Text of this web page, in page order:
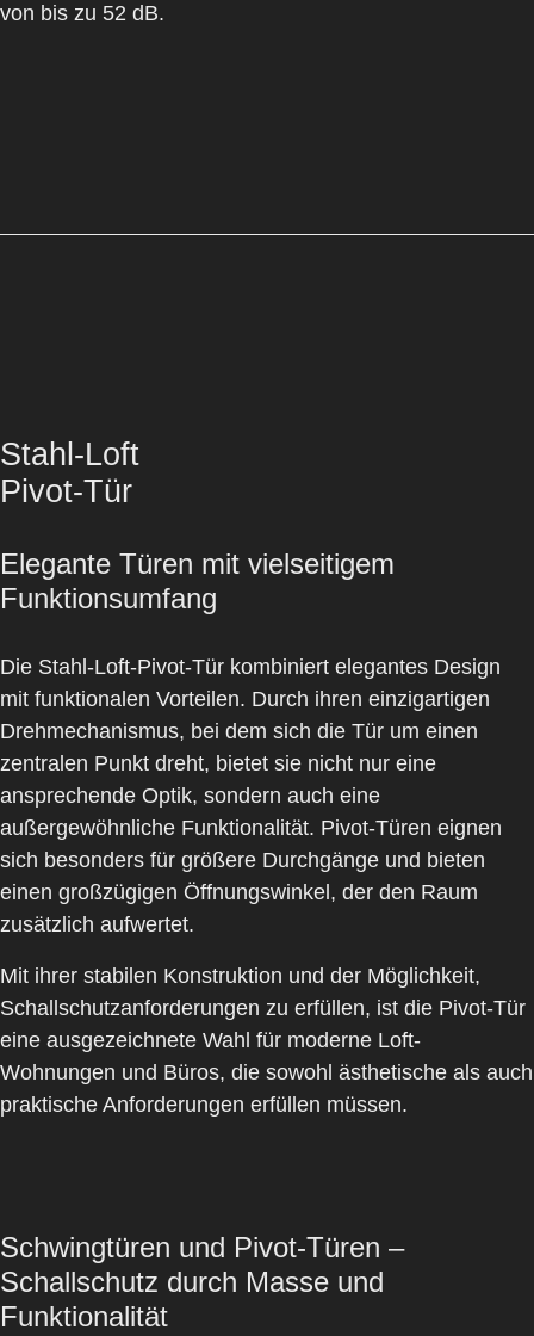
von bis zu 52 dB.
Stahl-Loft
Pivot-Tür
Elegante Türen mit vielseitigem
Funktionsumfang
Die Stahl-Loft-Pivot-Tür kombiniert elegantes Design
mit funktionalen Vorteilen. Durch ihren einzigartigen
Drehmechanismus, bei dem sich die Tür um einen
zentralen Punkt dreht, bietet sie nicht nur eine
ansprechende Optik, sondern auch eine
außergewöhnliche Funktionalität. Pivot-Türen eignen
sich besonders für größere Durchgänge und bieten
einen großzügigen Öffnungswinkel, der den Raum
zusätzlich aufwertet.
Mit ihrer stabilen Konstruktion und der Möglichkeit,
Schallschutzanforderungen zu erfüllen, ist die Pivot-Tür
eine ausgezeichnete Wahl für moderne Loft-
Wohnungen und Büros, die sowohl ästhetische als auch
praktische Anforderungen erfüllen müssen.
Schwingtüren und Pivot-Türen –
Schallschutz durch Masse und
Funktionalität